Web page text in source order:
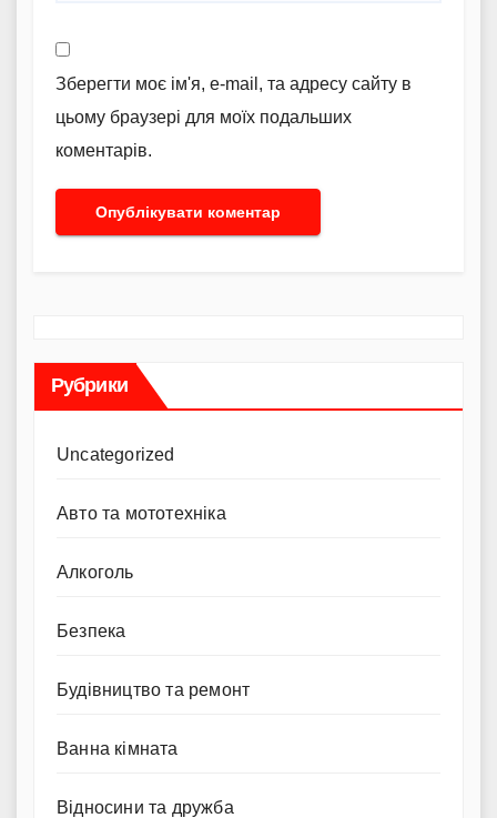
Зберегти моє ім'я, e-mail, та адресу сайту в
цьому браузері для моїх подальших
коментарів.
Рубрики
Uncategorized
Авто та мототехніка
Алкоголь
Безпека
Будівництво та ремонт
Ванна кімната
Відносини та дружба